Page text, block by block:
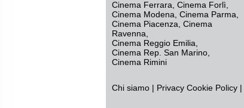
Cinema Ferrara Cinema Forlì
Cinema Modena Cinema Parma
Cinema Piacenza Cinema
Ravenna
Cinema Reggio Emilia
Cinema Rep. San Marino
Cinema Rimini
Chi siamo | Privacy Cookie Policy |